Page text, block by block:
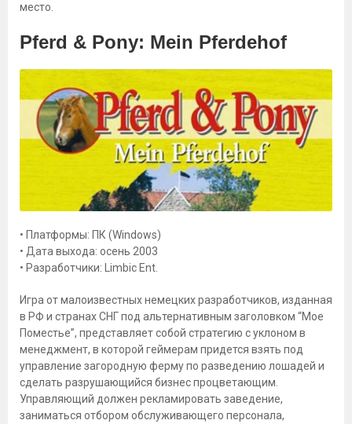
место.
Pferd & Pony: Mein Pferdehof
• Платформы: ПК (Windows)
• Дата выхода: осень 2003
• Разработчики: Limbic Ent.
Игра от малоизвестных немецких разработчиков, изданная
в РФ и странах СНГ под альтернативным заголовком “Мое
Поместье”, представляет собой стратегию с уклоном в
менеджмент, в которой геймерам придется взять под
управление загородную ферму по разведению лошадей и
сделать разрушающийся бизнес процветающим.
Управляющий должен рекламировать заведение,
заниматься отбором обслуживающего персонала,